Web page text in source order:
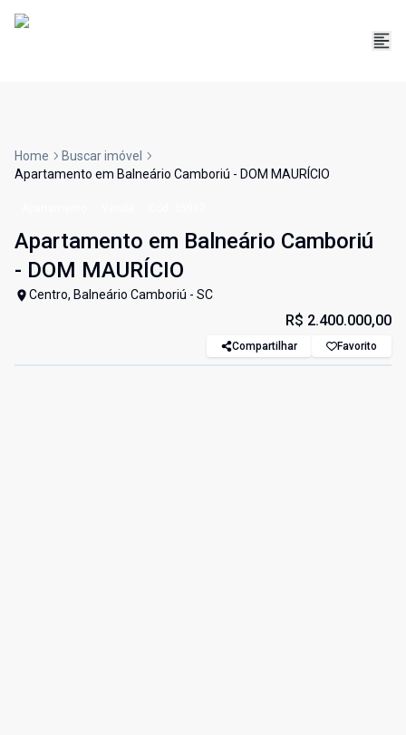
Home
Buscar imóvel
Apartamento em Balneário Camboriú - DOM MAURÍCIO
Apartamento em Balneário Camboriú
- DOM MAURÍCIO
Centro, Balneário Camboriú - SC
R$ 2.400.000,00
Compartilhar Favorito